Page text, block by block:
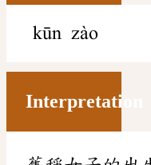
kūn zào
Interpretation